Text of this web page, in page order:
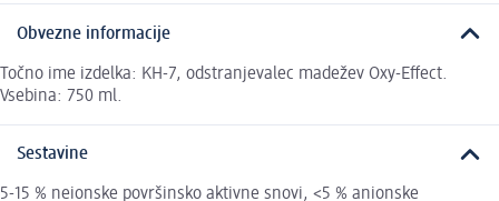
Obvezne informacije
Točno ime izdelka: KH-7, odstranjevalec madežev Oxy-Effect.
Vsebina: 750 ml.
Sestavine
5-15 % neionske površinsko aktivne snovi, <5 % anionske